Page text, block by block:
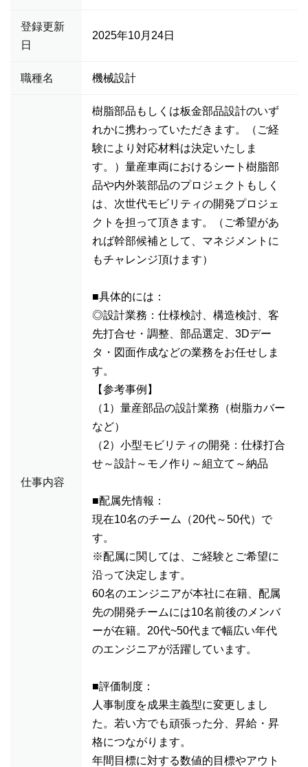
登録更新
日
2025年10月24日
職種名 機械設計
仕事内容
樹脂部品もしくは板金部品設計のいず
れかに携わっていただきます。（ご経
験により対応材料は決定いたしま
す。）量産車両におけるシート樹脂部
品や内外装部品のプロジェクトもしく
は、次世代モビリティの開発プロジェ
クトを担って頂きます。（ご希望があ
れば幹部候補として、マネジメントに
もチャレンジ頂けます）
■具体的には：
◎設計業務：仕様検討、構造検討、客
先打合せ・調整、部品選定、3Dデー
タ・図面作成などの業務をお任せしま
す。
【参考事例】
（1）量産部品の設計業務（樹脂カバー
など）
（2）小型モビリティの開発：仕様打合
せ～設計～モノ作り～組立て～納品
■配属先情報：
現在10名のチーム（20代～50代）で
す。
※配属に関しては、ご経験とご希望に
沿って決定します。
60名のエンジニアが本社に在籍、配属
先の開発チームには10名前後のメンバ
ーが在籍。20代~50代まで幅広い年代
のエンジニアが活躍しています。
■評価制度：
人事制度を成果主義型に変更しまし
た。若い方でも頑張った分、昇給・昇
格につながります。
年間目標に対する数値的目標やアウト